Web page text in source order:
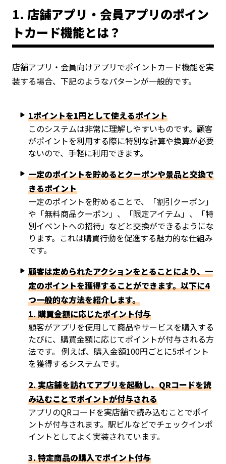
1. 店舗アプリ・会員アプリのポイン
トカード機能とは？
店舗アプリ・会員向けアプリでポイントカード機能を実
装する場合、下記のようなパターンが一般的です。
1ポイントを1円として使えるポイント
このシステムは非常に理解しやすいものです。顧客
がポイントを利用する際に特別な計算や換算が必要
ないので、手軽に利用できます。
一定のポイントを貯めるとクーポンや景品と交換で
きるポイント
一定のポイントを貯めることで、「割引クーポン」
や「無料商品クーポン」、「限定アイテム」、「特
別イベントへの招待」などと交換ができるようにな
ります。これは購買行動を促進する魅力的な仕組み
です。
顧客は定められたアクションをとることにより、一
定のポイントを獲得することができます。以下に4
つ一般的な方法を紹介します。
1. 購買金額に応じたポイント付与
顧客がアプリを使用して商品やサービスを購入する
たびに、購買金額に応じてポイントが付与される方
法です。 例えば、購入金額100円ごとに5ポイント
を獲得するシステムです。
2. 実店舗を訪れてアプリを起動し、QRコードを読
み込むことでポイントが付与される
アプリのQRコードを実店舗で読み込むことでポイ
ントが付与されます。駅ビルなどでチェックインポ
イントとしてよく実装されています。
3. 特定商品の購入でポイント付与